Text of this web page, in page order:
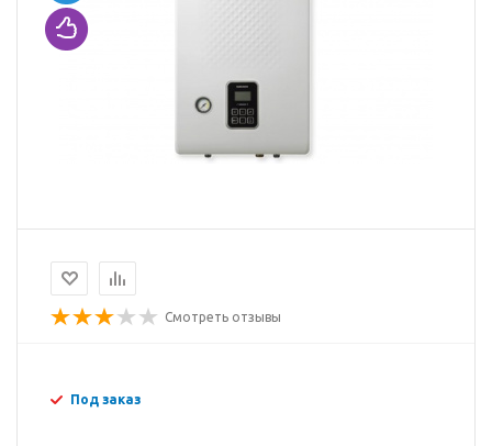
Смотреть отзывы
Под заказ